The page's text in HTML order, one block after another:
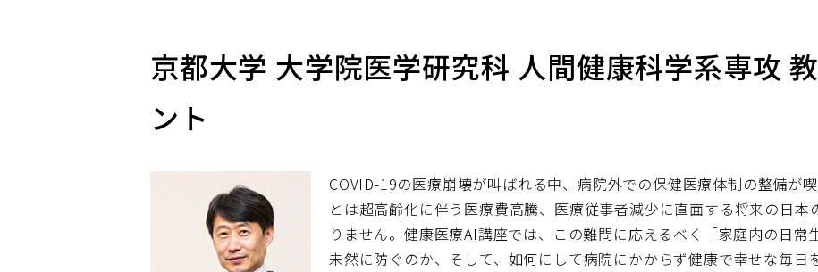
京都大学 大学院医学研究科 人間健康科学系専攻
ント
COVID-19の医療崩壊が叫ばれる中、病院外での保健医療体制の整備が
とは超高齢化に伴う医療費高騰、医療従事者減少に直面する将来の日本
りません。健康医療AI講座では、この難問に応えるべく「家庭内の日常
未然に防ぐのか、そして、如何にして病院にかからず健康で幸せな毎日